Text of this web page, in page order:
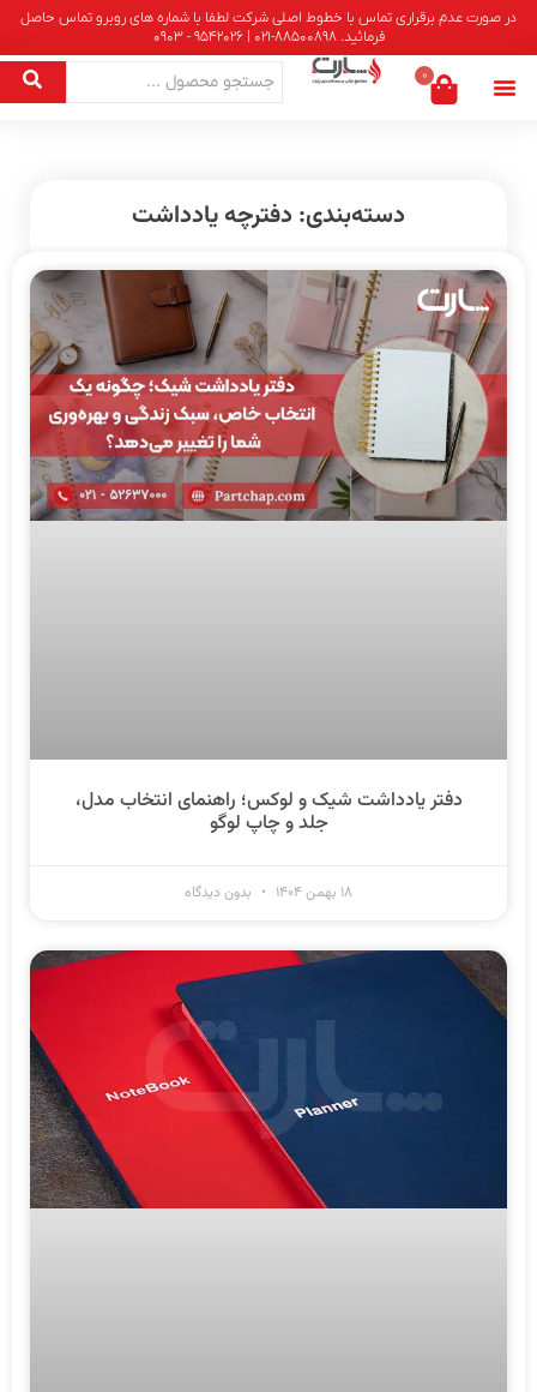
در صورت عدم برقراری تماس با خطوط اصلی شرکت لطفا با شماره های روبرو تماس حاصل
فرمائید. 88500898-021 | 9542026 - 0903
0
دسته‌بندی: دفترچه یادداشت
دفتر یادداشت شیک و لوکس؛ راهنمای انتخاب مدل،
جلد و چاپ لوگو
۱۸ بهمن ۱۴۰۴ بدون دیدگاه